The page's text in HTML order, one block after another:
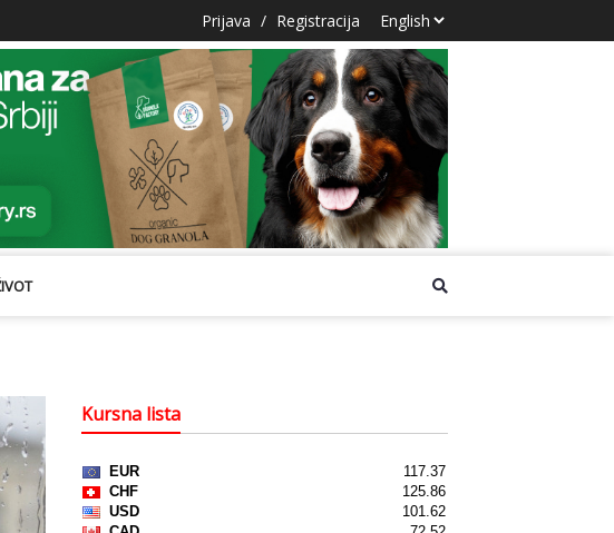
Prijava / Registracija
Kursna lista